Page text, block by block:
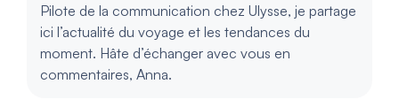
Pilote de la communication chez Ulysse, je partage
ici l’actualité du voyage et les tendances du
moment. Hâte d’échanger avec vous en
commentaires, Anna.